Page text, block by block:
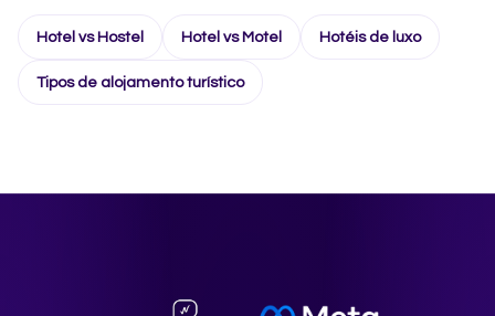
Hotel vs Hostel Hotel vs Motel Hotéis de luxo
Tipos de alojamento turístico